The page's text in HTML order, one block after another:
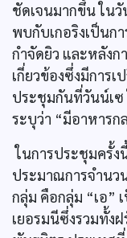
ชัดเจนมากขึ้น ใน
พบกับเกอริงเป็นก
กำจัดยิว และหลัง
เกี่ยวข้องซึ่งมีการ
ประชุมกันที่วันน์เซ
ระบุว่า “มีอาหารก
ในการประชุมครั้ง
ประมาณการจำนว
กลุ่ม คือกลุ่ม “เอ”
เยอรมนีซึ่งรวมทั้ง